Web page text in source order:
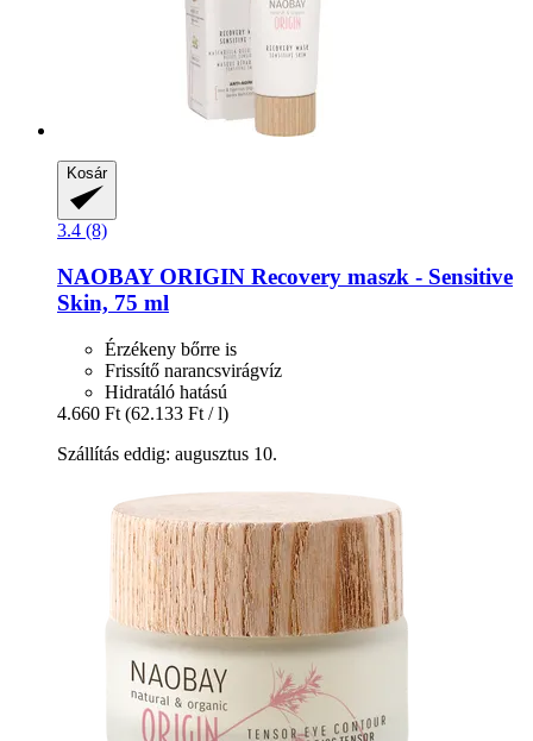
Kosár
3.4 (8)
NAOBAYORIGIN Recovery maszk -​ Sensitive
Skin, 75 ml
Érzékeny bőrre is
Frissítő narancsvirágvíz
Hidratáló hatású
4.660 Ft (62.133 Ft / l)
Szállítás eddig: augusztus 10.